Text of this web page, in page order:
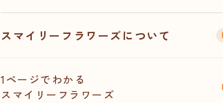
スマイリーフラワーズについて
1ページでわかる
スマイリーフラワーズ